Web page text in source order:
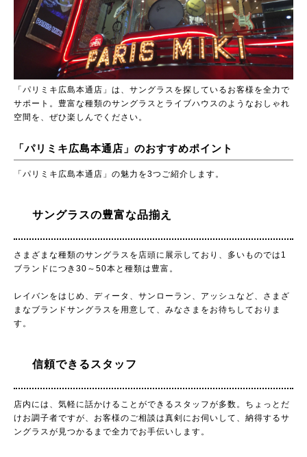
「パリミキ広島本通店」は、サングラスを探しているお客様を全力で
サポート。豊富な種類のサングラスとライブハウスのようなおしゃれ
空間を、ぜひ楽しんでください。
「パリミキ広島本通店」のおすすめポイント
「パリミキ広島本通店」の魅力を3つご紹介します。
サングラスの豊富な品揃え
さまざまな種類のサングラスを店頭に展示しており、多いものでは1
ブランドにつき30～50本と種類は豊富。
レイバンをはじめ、ディータ、サンローラン、アッシュなど、さまざ
まなブランドサングラスを用意して、みなさまをお待ちしておりま
す。
信頼できるスタッフ
店内には、気軽に話かけることができるスタッフが多数。ちょっとだ
けお調子者ですが、お客様のご相談は真剣にお伺いして、納得するサ
ングラスが見つかるまで全力でお手伝いします。